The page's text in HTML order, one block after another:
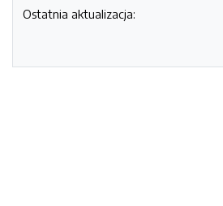
Ostatnia aktualizacja: